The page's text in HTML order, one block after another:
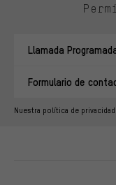
Llamada
Formulario de
Nuestra política de privacidad